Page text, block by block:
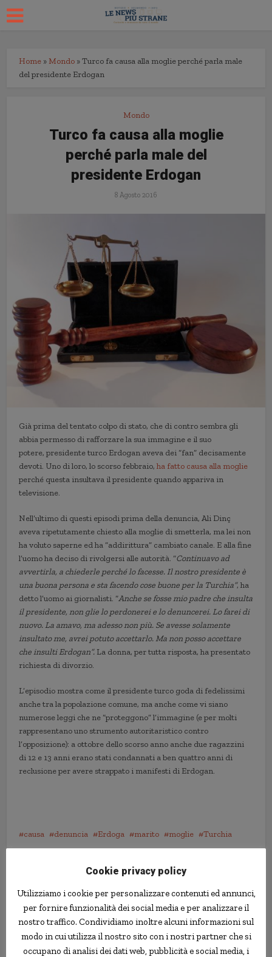
Home » Mondo »Turco fa causa alla moglie perché parla male
del presidente Erdogan
Mondo
Turco fa causa alla moglie
perché parla male del
presidente Erdogan
8 Agosto 2016
Già prima del tentato colpo di stato, che di contro sembra gli
abbia permesso di rafforzare la sua immagine e il suo
potere, presidente turco Erdogan aveva dei “fan” decisamente
devoti. Uno di loro, lo scorso febbraio,ha fatto causa alla moglie
perché questa insultava il presidente quando appariva in
televisione.
Nell’ultimo di questi episodi prima della denuncia, Ali Dinç
aveva ripetutamente chiesto alla moglie di smetterla, ma lei non
ha voluto saperne ed ha “addirittura” cambiato canale. E alla fine
l’uomo ha deciso di rivolgersi alle autorità. “Continuavo ad
avvertirla, a chiederle perché lo facesse. Il nostro presidente è
una buona persona e sta facendo cose buone per la Turchia”, ha
detto l’uomo ai giornalisti. “Anche se fosse mio padre che insulta
il presidente, non glie lo perdonerei e lo denuncerei. Lo farei di
nuovo. La amavo, ma adesso non più. Se avesse solamente
insultato me, avrei potuto accettarlo. Ma non posso accettare
che insulti Erdogan”. La donna, per tutta risposta, ha presentato
richiesta di divorzio.
L’episodio mostra come il presidente turco goda di fedelissimi
anche tra la popolazione comune, ma anche come vi siano
numerose leggi che ne “proteggono” l’immagine (e per molti
rappresentano uno strumento autoritaristico contro
l’opposizione): a ottobre dello scorso anno anche due ragazzini
di 12 e 13 anni erano stati condannati a ben quattro anni di
reclusione per avere strappato i manifesti di Erdogan.
causa denuncia Erdoga marito moglie Turchia
Cookie privacy policy
Utilizziamo i cookie per personalizzare contenuti ed annunci,
per fornire funzionalità dei social media e per analizzare il
nostro traffico. Condividiamo inoltre alcuni informazioni sul
modo in cui utilizza il nostro sito con i nostri partner che si
occupano di analisi dei dati web, pubblicità e social media, i